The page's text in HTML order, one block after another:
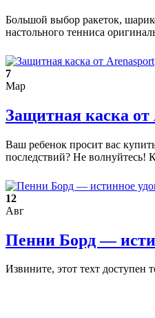
Большой выбор ракеток,
настольного тенниса
7
Мар
Защитная каска
Ваш ребенок просит вас
последствий? Не
12
Авг
Пенни Борд —
Извините, этот техт доступен